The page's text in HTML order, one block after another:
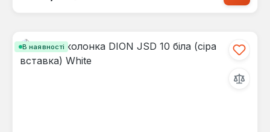
В наявності